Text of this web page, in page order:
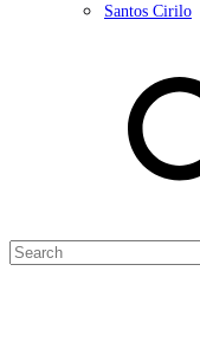
Santos Cirilo